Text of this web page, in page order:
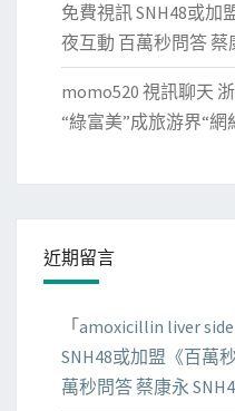
免費視訊 SNH48或加
夜互動 百萬秒問答 蔡
momo520 視訊聊天
“綠富美”成旅游界“網
近期留言
「 amoxicillin liver
SNH48或加盟《百萬
萬秒問答 蔡康永